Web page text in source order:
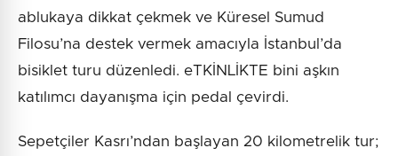
ablukaya dikkat çekmek ve Küresel Sumud
Filosu’na destek vermek amacıyla İstanbul’da
bisiklet turu düzenledi. eTKİNLİKTE bini aşkın
katılımcı dayanışma için pedal çevirdi.
Sepetçiler Kasrı’ndan başlayan 20 kilometrelik tur;